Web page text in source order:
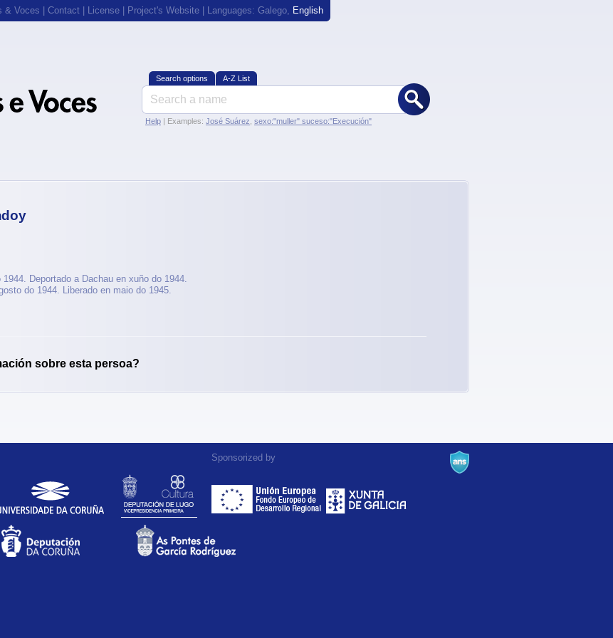
& Voces Contact License Project's Website | Languages: Galego, English
Search options A-Z List
Help | Examples: José Suárez sexo:"muller" suceso:"Execución"
Deportado a Dachau en xuño do 1944.
do 1944. Liberado en maio do 1945.
sobre esta persoa?
Sponsorized by